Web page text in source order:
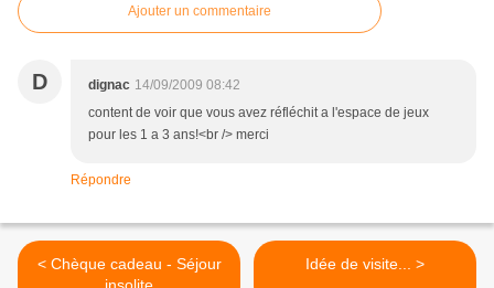
Ajouter un commentaire
D dignac 14/09/2009 08:42
content de voir que vous avez réfléchit a l'espace de jeux
pour les 1 a 3 ans!<br /> merci
Répondre
< Chèque cadeau - Séjour
Idée de visite... >